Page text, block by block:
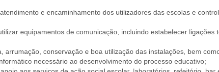
e encaminhamento dos utilizadores das escolas e
equipamentos de comunicação, incluindo estabelecer ligações
arrumação, conservação e boa utilização das instalações, bem
necessário ao desenvolvimento do processo educativo;